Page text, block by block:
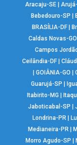
Aracaju-SE |
Bebedouro-SP
BRASÍLIA-DF|
Caldas Novas-GO
Campos
Ceilândia-DF|
GOIÂNIA-GO
Guarujá-SP
Itabirito-MG
Jaboticabal-SP
Londrina-PR|
Medianeira-PR
Morro Agudo-SP